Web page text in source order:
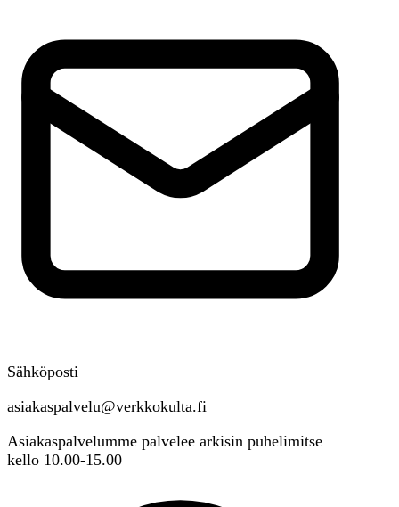
Sähköposti
asiakaspalvelu@verkkokulta.fi
Asiakaspalvelumme palvelee arkisin puhelimitse
kello 10.00-15.00